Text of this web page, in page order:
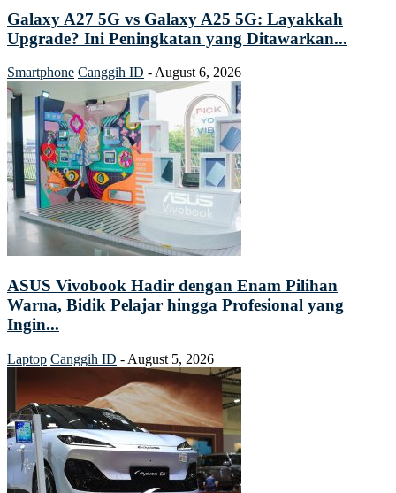
Galaxy A27 5G vs Galaxy A25 5G: Layakkah
Upgrade? Ini Peningkatan yang Ditawarkan...
Smartphone Canggih ID - August 6, 2026
ASUS Vivobook Hadir dengan Enam Pilihan
Warna, Bidik Pelajar hingga Profesional yang
Ingin...
Laptop Canggih ID - August 5, 2026